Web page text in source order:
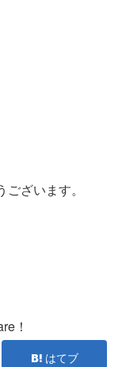
ざいます。
！
はてブ